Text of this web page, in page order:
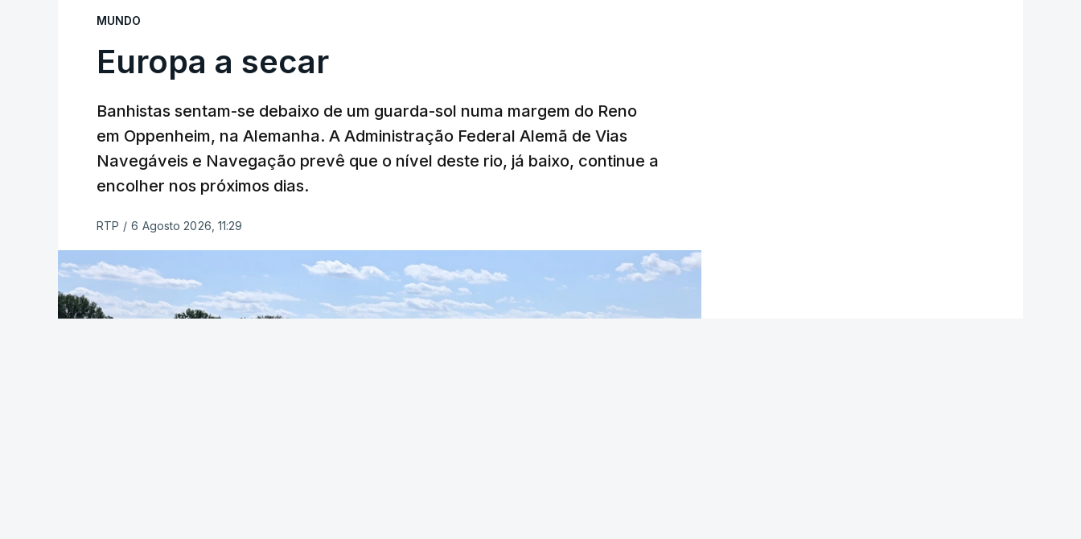
MUNDO
Europa a secar
Banhistas sentam-se debaixo de um guarda-sol numa margem do Reno
em Oppenheim, na Alemanha. A Administração Federal Alemã de Vias
Navegáveis e Navegação prevê que o nível deste rio, já baixo, continue a
encolher nos próximos dias.
RTP / 6 Agosto 2026, 11:29